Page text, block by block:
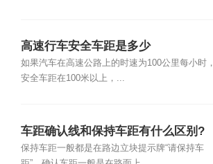
高速行车安全车距是多少
如果汽车在高速公路上的时速为100公里每小时，
安全车距在100米以上，...
车距确认线和保持车距有什么区别?
保持车距一般都是在路边立块提示牌“请保持车